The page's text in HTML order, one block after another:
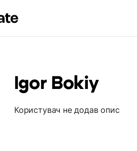
Igor Bokiy
Користувач не додав опис